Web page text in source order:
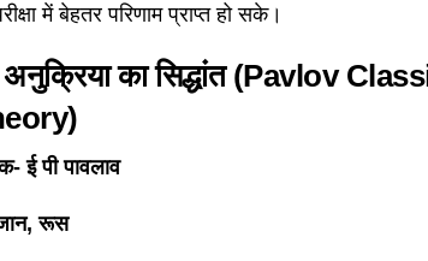
में बेहतर परिणाम प्राप्त हो सके।
का सिद्धांत (Pavlov
ई पी पावलाव
रूस